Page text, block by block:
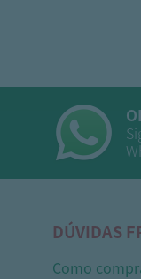
DÚVIDAS
Como